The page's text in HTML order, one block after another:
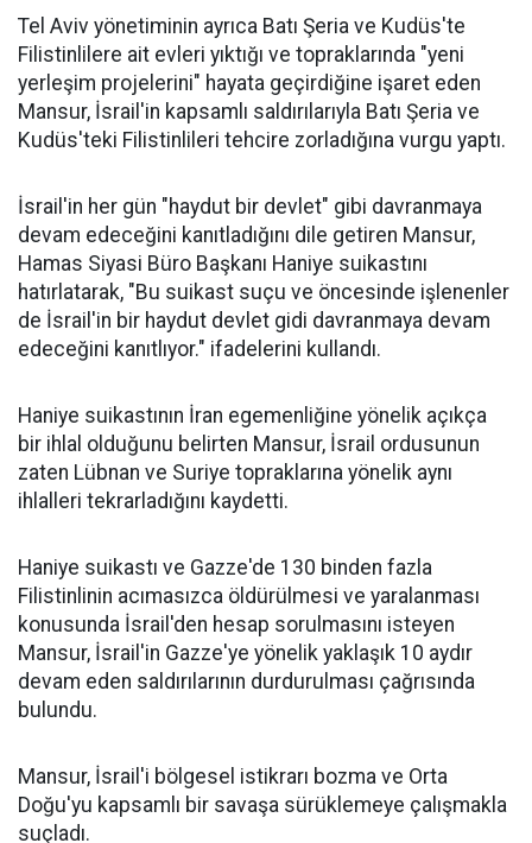
Tel Aviv yönetiminin ayrıca Batı Şeria ve Kudüs'te
Filistinlilere ait evleri yıktığı ve topraklarında "yeni
yerleşim projelerini" hayata geçirdiğine işaret eden
Mansur, İsrail'in kapsamlı saldırılarıyla Batı Şeria ve
Kudüs'teki Filistinlileri tehcire zorladığına vurgu yaptı.
İsrail'in her gün "haydut bir devlet" gibi davranmaya
devam edeceğini kanıtladığını dile getiren Mansur,
Hamas Siyasi Büro Başkanı Haniye suikastını
hatırlatarak, "Bu suikast suçu ve öncesinde işlenenler
de İsrail'in bir haydut devlet gidi davranmaya devam
edeceğini kanıtlıyor." ifadelerini kullandı.
Haniye suikastının İran egemenliğine yönelik açıkça
bir ihlal olduğunu belirten Mansur, İsrail ordusunun
zaten Lübnan ve Suriye topraklarına yönelik aynı
ihlalleri tekrarladığını kaydetti.
Haniye suikastı ve Gazze'de 130 binden fazla
Filistinlinin acımasızca öldürülmesi ve yaralanması
konusunda İsrail'den hesap sorulmasını isteyen
Mansur, İsrail'in Gazze'ye yönelik yaklaşık 10 aydır
devam eden saldırılarının durdurulması çağrısında
bulundu.
Mansur, İsrail'i bölgesel istikrarı bozma ve Orta
Doğu'yu kapsamlı bir savaşa sürüklemeye çalışmakla
suçladı.